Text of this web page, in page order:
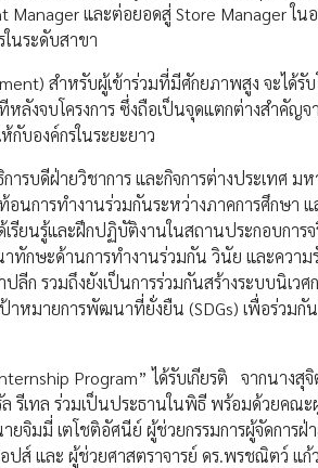
และต่อยอดสู่ Store Manager ใ
นระดับสาขา
สำหรับผู้เข้าร่วมที่มีศักยภาพสูง จะได้รั
งจบโครงการ ซึ่งถือเป็นจุดแตกต่างสำคัญ
กับองค์กรในระยะยาว
รบดีฝ่ายวิชาการ และกิจการต่างประเทศ ม
การทำงานร่วมกันระหว่างภาคการศึกษา
ยนรู้และฝึกปฏิบัติงานในสถานประกอบการจ
กษะด้านการทำงานร่วมกัน วินัย และควา
รวมถึงยังเป็นการร่วมกันสร้างระบบนิเวศ
ป้าหมายการพัฒนาที่ยั่งยืน (SDGs) เพื่อร่
Program” ได้รับเกียรติ จากนางสุจิ
รีเทล ร่วมเป็นประธานในพิธี พร้อมด้วยคณะ
จิมมี่ เตโชติอัศนีย์ ผู้ช่วยกรรมการผู้จัดการ
ส์ และ ผู้ช่วยศาสตราจารย์ ดร.พรชณิตว์ แก้